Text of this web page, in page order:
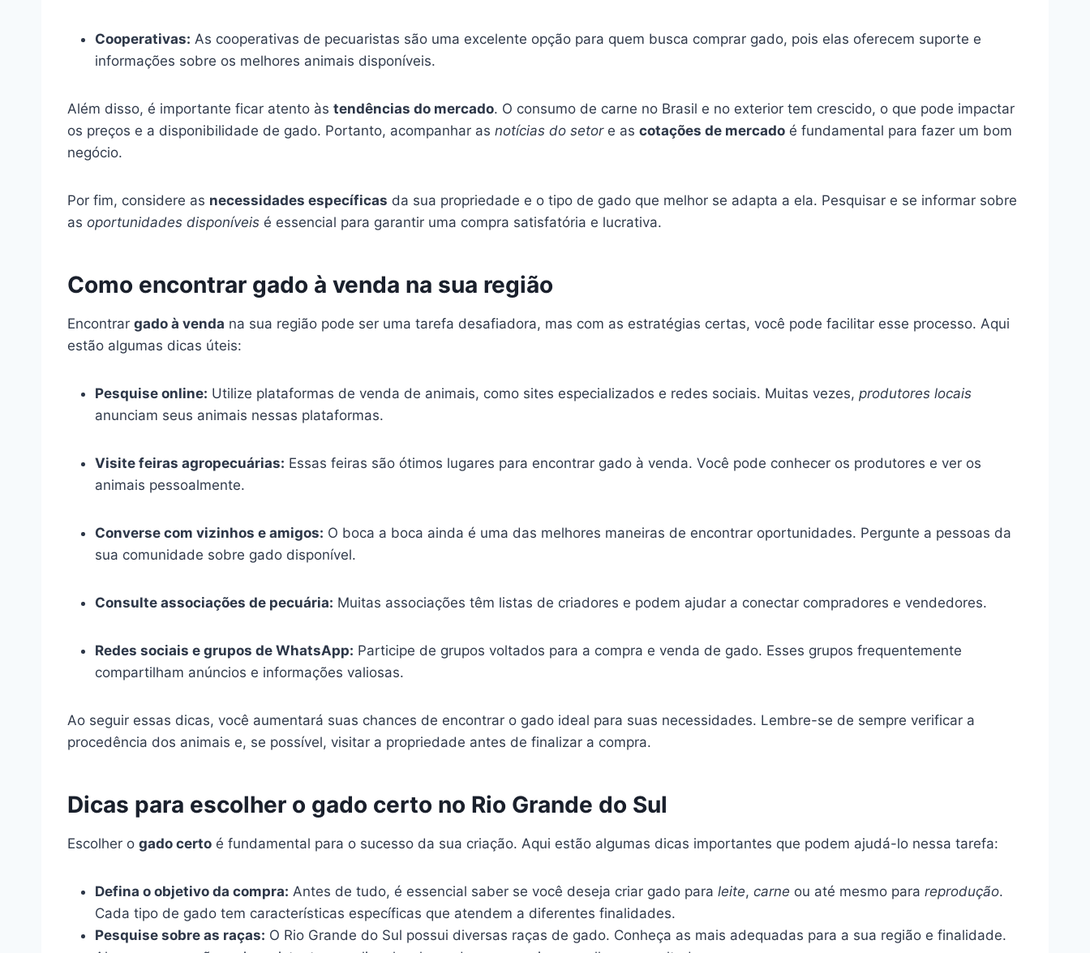
Cooperativas: As cooperativas de pecuaristas são uma excelente opção para quem busca comprar gado, pois elas oferecem suporte e
informações sobre os melhores animais disponíveis.
Além disso, é importante ficar atento às tendências do mercado. O consumo de carne no Brasil e no exterior tem crescido, o que pode impactar
os preços e a disponibilidade de gado. Portanto, acompanhar as notícias do setore as cotações de mercado é fundamental para fazer um bom
negócio.
Por fim, considere as necessidades específicas da sua propriedade e o tipo de gado que melhor se adapta a ela. Pesquisar e se informar sobre
as oportunidades disponíveis é essencial para garantir uma compra satisfatória e lucrativa.
Como encontrar gado à venda na sua região
Encontrar gado à venda na sua região pode ser uma tarefa desafiadora, mas com as estratégias certas, você pode facilitar esse processo. Aqui
estão algumas dicas úteis:
Pesquise online: Utilize plataformas de venda de animais, como sites especializados e redes sociais. Muitas vezes, produtores locais
anunciam seus animais nessas plataformas.
Visite feiras agropecuárias: Essas feiras são ótimos lugares para encontrar gado à venda. Você pode conhecer os produtores e ver os
animais pessoalmente.
Converse com vizinhos e amigos: O boca a boca ainda é uma das melhores maneiras de encontrar oportunidades. Pergunte a pessoas da
sua comunidade sobre gado disponível.
Consulte associações de pecuária: Muitas associações têm listas de criadores e podem ajudar a conectar compradores e vendedores.
Redes sociais e grupos de WhatsApp: Participe de grupos voltados para a compra e venda de gado. Esses grupos frequentemente
compartilham anúncios e informações valiosas.
Ao seguir essas dicas, você aumentará suas chances de encontrar o gado ideal para suas necessidades. Lembre-se de sempre verificar a
procedência dos animais e, se possível, visitar a propriedade antes de finalizar a compra.
Dicas para escolher o gado certo no Rio Grande do Sul
Escolher o gado certo é fundamental para o sucesso da sua criação. Aqui estão algumas dicas importantes que podem ajudá-lo nessa tarefa:
Defina o objetivo da compra: Antes de tudo, é essencial saber se você deseja criar gado para leite, carne ou até mesmo para reprodução.
Cada tipo de gado tem características específicas que atendem a diferentes finalidades.
Pesquise sobre as raças: O Rio Grande do Sul possui diversas raças de gado. Conheça as mais adequadas para a sua região e finalidade.